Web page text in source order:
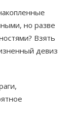
но разве
Взять
девиз